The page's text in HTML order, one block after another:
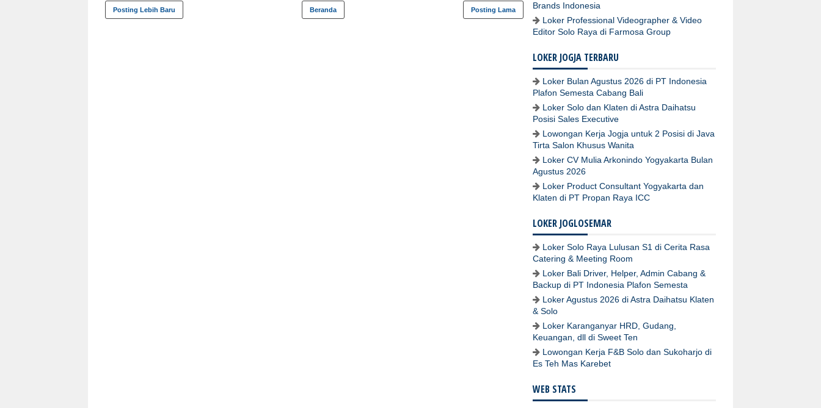
Posting Lebih Baru Posting Lama
Beranda
Brands Indonesia
Loker Professional Videographer & Video
Editor Solo Raya di Farmosa Group
LOKER JOGJA TERBARU
Loker Bulan Agustus 2026 di PT Indonesia
Plafon Semesta Cabang Bali
Loker Solo dan Klaten di Astra Daihatsu
Posisi Sales Executive
Lowongan Kerja Jogja untuk 2 Posisi di Java
Tirta Salon Khusus Wanita
Loker CV Mulia Arkonindo Yogyakarta Bulan
Agustus 2026
Loker Product Consultant Yogyakarta dan
Klaten di PT Propan Raya ICC
LOKER JOGLOSEMAR
Loker Solo Raya Lulusan S1 di Cerita Rasa
Catering & Meeting Room
Loker Bali Driver, Helper, Admin Cabang &
Backup di PT Indonesia Plafon Semesta
Loker Agustus 2026 di Astra Daihatsu Klaten
& Solo
Loker Karanganyar HRD, Gudang,
Keuangan, dll di Sweet Ten
Lowongan Kerja F&B Solo dan Sukoharjo di
Es Teh Mas Karebet
WEB STATS